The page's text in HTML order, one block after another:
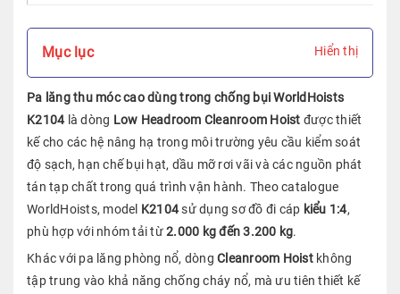
Mục lục Hiển thị
Pa lăng thu móc cao dùng trong chống bụi WorldHoists
K2104 là dòng Low Headroom Cleanroom Hoist được thiết
kế cho các hệ nâng hạ trong môi trường yêu cầu kiểm soát
độ sạch, hạn chế bụi hạt, dầu mỡ rơi vãi và các nguồn phát
tán tạp chất trong quá trình vận hành. Theo catalogue
WorldHoists, model K2104sử dụng sơ đồ đi cáp kiểu 1:4,
phù hợp với nhóm tải từ2.000 kg đến 3.200 kg.
Khác với pa lăng phòng nổ, dòng Cleanroom Hoistkhông
tập trung vào khả năng chống cháy nổ, mà ưu tiên thiết kế